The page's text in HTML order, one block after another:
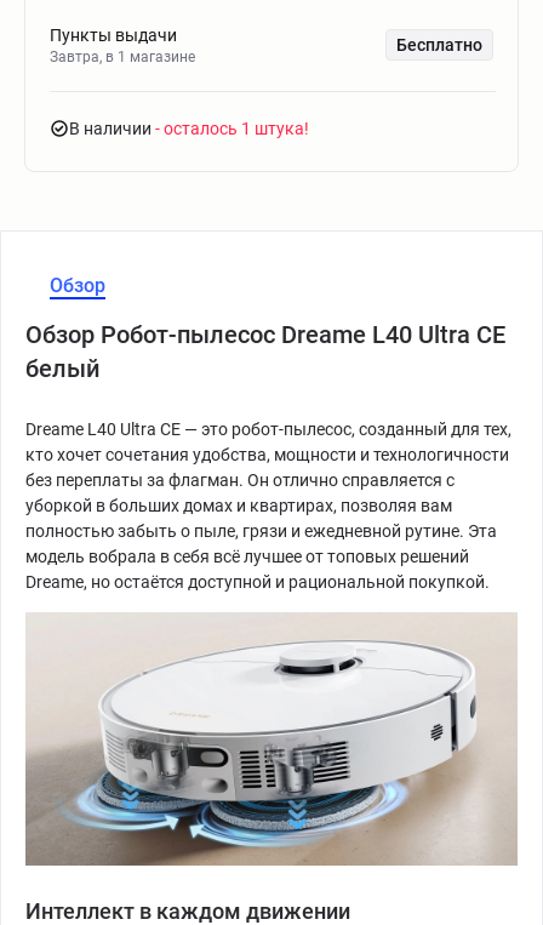
Пункты выдачи
Завтра, в 1 магазине
Бесплатно
В наличии - осталось 1 штука
Обзор
Обзор Робот-пылесос Dreame L40 Ultra CE
белый
Dreame L40 Ultra CE — это робот-пылесос, созданный для тех,
кто хочет сочетания удобства, мощности и технологичности
без переплаты за флагман. Он отлично справляется с
уборкой в больших домах и квартирах, позволяя вам
полностью забыть о пыле, грязи и ежедневной рутине. Эта
модель вобрала в себя всё лучшее от топовых решений
Dreame, но остаётся доступной и рациональной покупкой.
Интеллект в каждом движении